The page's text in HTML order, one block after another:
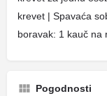
krevet | Spavaća
boravak: 1 kauč na
Pogodnosti